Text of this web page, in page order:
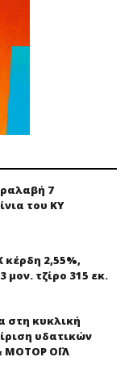
7
του ΚΥ
κέρδη 2,55%,
μον. τζίρο 315 εκ.
στη κυκλική
υδατικών
ΜΟΤΟΡ ΟΪΛ